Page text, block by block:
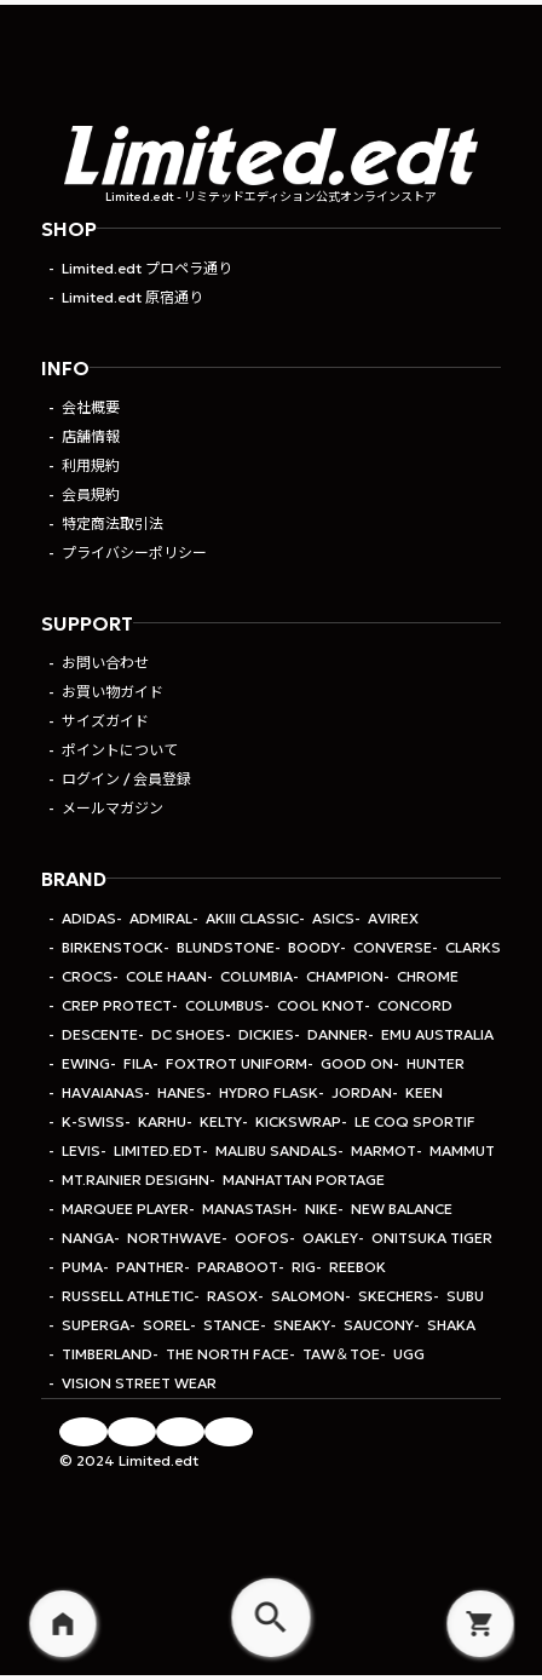
Limited.edt - リミテッドエディション公式オンラインストア
SHOP
Limited.edt プロペラ通り
Limited.edt 原宿通り
INFO
会社概要
店舗情報
利用規約
会員規約
特定商法取引法
プライバシーポリシー
SUPPORT
お問い合わせ
お買い物ガイド
サイズガイド
ポイントについて
ログイン / 会員登録
メールマガジン
BRAND
ADIDAS ADMIRAL AKIII CLASSIC ASICS
AVIREX
BIRKENSTOCK
BLUNDSTONE BOODY CONVERSE
CLARKS
CROCS
COLE HAAN COLUMBIA CHAMPION
CHROME
CREP PROTECT
COLUMBUS COOL KNOT
CONCORD
DESCENTE
DC SHOES DICKIES DANNER
EMU AUSTRALIA
EWING
FILA FOXTROT UNIFORM GOOD ON
HUNTER
HAVAIANAS
HANES HYDRO FLASK JORDAN
KEEN
K-SWISS
KARHU KELTY KICKSWRAP
LE COQ SPORTIF
LEVIS
LIMITED.EDT MALIBU SANDALS MARMOT
MAMMUT
MT.RAINIER DESIGHN
MANHATTAN PORTAGE
MARQUEE PLAYER
MANASTASH NIKE
NEW BALANCE
NANGA
NORTHWAVE OOFOS OAKLEY
ONITSUKA TIGER
PUMA
PANTHER PARABOOT RIG
REEBOK
RUSSELL ATHLETIC
RASOX SALOMON SKECHERS
SUBU
SUPERGA
SOREL STANCE SNEAKY SAUCONY
SHAKA
TIMBERLAND
THE NORTH FACE TAW＆TOE
UGG
VISION STREET WEAR
© 2024 Limited.edt